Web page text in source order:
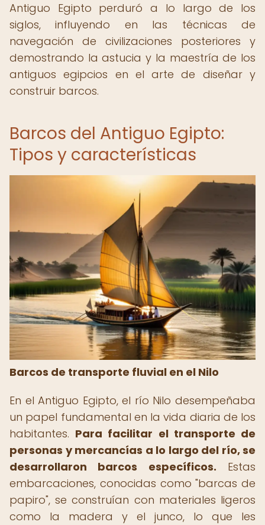
Antiguo Egipto perduró a lo largo de los
siglos, influyendo en las técnicas de
navegación de civilizaciones posteriores y
demostrando la astucia y la maestría de los
antiguos egipcios en el arte de diseñar y
construir barcos.
Barcos del Antiguo Egipto:
Tipos y características
Barcos de transporte fluvial en el Nilo
En el Antiguo Egipto, el río Nilo desempeñaba
un papel fundamental en la vida diaria de los
habitantes. Para facilitar el transporte de
personas y mercancías a lo largo del río, se
desarrollaron barcos específicos. Estas
embarcaciones, conocidas como "barcas de
papiro", se construían con materiales ligeros
como la madera y el junco, lo que les